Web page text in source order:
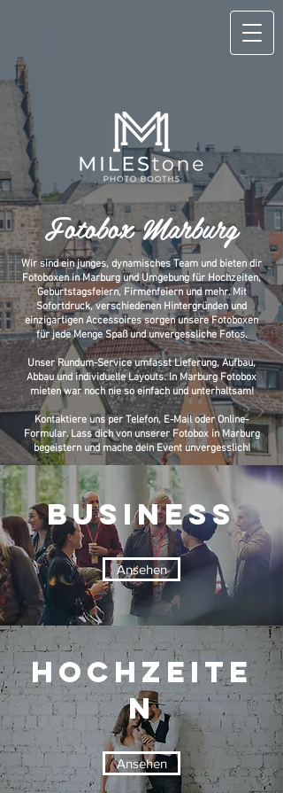
Fotobox Marburg
Wir sind ein junges, dynamisches Team und bieten dir
Fotoboxen in Marburg und Umgebung für Hochzeiten,
Geburtstagsfeiern, Firmenfeiern und mehr. Mit
Sofortdruck, verschiedenen Hintergründen und
einzigartigen Accessoires sorgen unsere Fotoboxen
für jede Menge Spaß und unvergessliche Fotos.
Unser Rundum-Service umfasst Lieferung, Aufbau,
Abbau und individuelle Layouts. In Marburg Fotobox
mieten war noch nie so einfach und unterhaltsam!
Kontaktiere uns per Telefon, E-Mail oder Online-
Formular. Lass dich von unserer Fotobox in Marburg
begeistern und mache dein Event unvergesslich!
Business
Ansehen
Hochzeite
n
Ansehen